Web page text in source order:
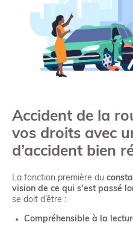
Accident de la
vos droits avec
d’accident bien
La fonction première du
vision de ce qui s’est passé
se doit d’être :
Compréhensible à la